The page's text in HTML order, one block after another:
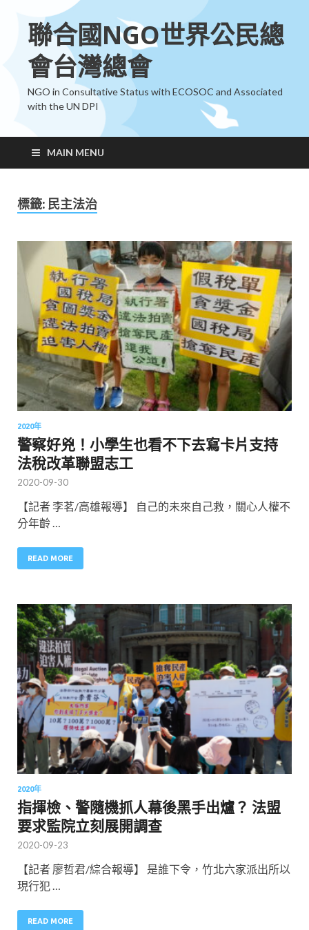
聯合國NGO世界公民總
會台灣總會
NGO in Consultative Status with ECOSOC and Associated
with the UN DPI
MAIN MENU
標籤: 民主法治
2020年
警察好兇！小學生也看不下去寫卡片支持
法稅改革聯盟志工
2020-09-30
【記者 李茗/高雄報導】 自己的未來自己救，關心人權不
分年齡 …
READ MORE
2020年
指揮檢、警隨機抓人幕後黑手出爐？ 法盟
要求監院立刻展開調查
2020-09-23
【記者 廖哲君/綜合報導】 是誰下令，竹北六家派出所以
現行犯 …
READ MORE